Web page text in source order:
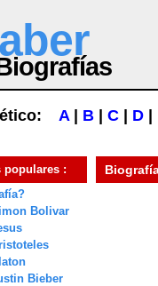
A| B C D
populares :
Bolivar
Bieber